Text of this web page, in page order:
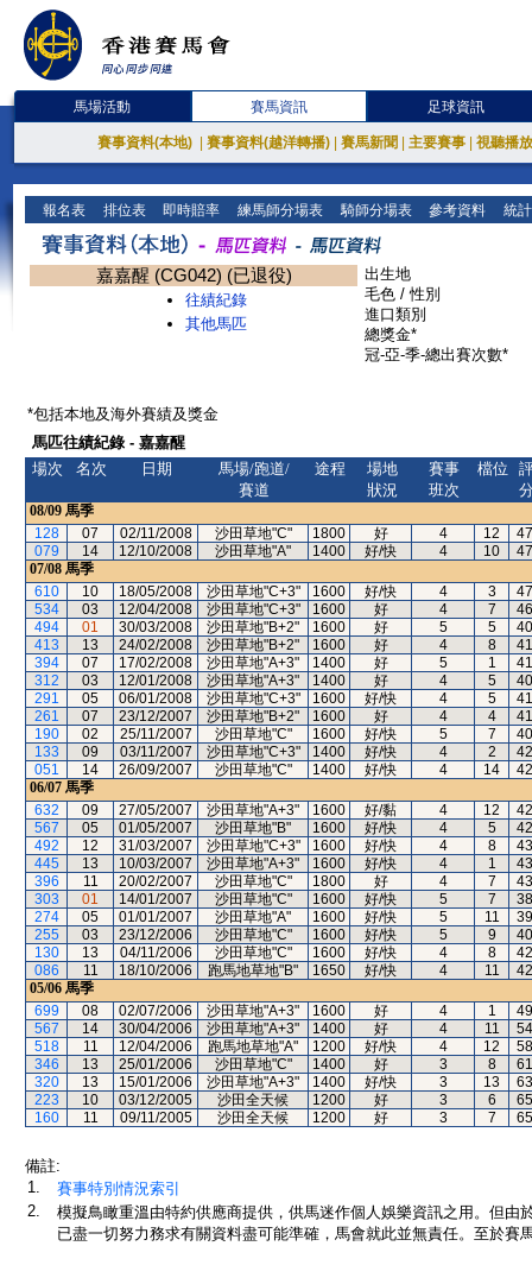
馬場活動 賽馬資訊 足球資訊
賽事資料(本地) 賽事資料(越洋轉播) 賽馬新聞 主要賽事 視聽播
報名表 排位表 即時賠率 練馬師分場表 騎師分場表 參考資料 統
嘉嘉醒 (CG042) (已退役)
往績紀錄
其他馬匹
出生地
毛色 / 性別
進口類別
總獎金*
冠-亞-季-總出賽次數*
*包括本地及海外賽績及獎金
馬匹往績紀錄 - 嘉嘉醒
場次
名次 日期
馬場/跑道/
賽道
途程
場地
狀況
賽事
班次
檔位
08/09 馬季
128
07 02/11/2008 沙田草地"C" 1800 好 4 12
47
079
14 12/10/2008 沙田草地"A" 1400 好/快 4 10
47
07/08 馬季
610
10 18/05/2008 沙田草地"C+3" 1600 好/快 4 3
47
534
03 12/04/2008 沙田草地"C+3" 1600 好 4 7
46
494
01 30/03/2008 沙田草地"B+2" 1600 好 5 5
40
413
13 24/02/2008 沙田草地"B+2" 1600 好 4 8
41
394
07 17/02/2008 沙田草地"A+3" 1400 好 5 1
41
312
03 12/01/2008 沙田草地"A+3" 1400 好 4 5
40
291
05 06/01/2008 沙田草地"C+3" 1600 好/快 4 5
41
261
07 23/12/2007 沙田草地"B+2" 1600 好 4 4
41
190
02 25/11/2007 沙田草地"C" 1600 好/快 5 7
40
133
09 03/11/2007 沙田草地"C+3" 1400 好/快 4 2
42
051
14 26/09/2007 沙田草地"C" 1400 好/快 4 14
42
06/07 馬季
632
09 27/05/2007 沙田草地"A+3" 1600 好/黏 4 12
42
567
05 01/05/2007 沙田草地"B" 1600 好/快 4 5
42
492
12 31/03/2007 沙田草地"C+3" 1600 好/快 4 8
43
445
13 10/03/2007 沙田草地"A+3" 1600 好/快 4 1
43
396
11 20/02/2007 沙田草地"C" 1800 好 4 7
43
303
01 14/01/2007 沙田草地"C" 1600 好/快 5 7
38
274
05 01/01/2007 沙田草地"A" 1600 好/快 5 11
39
255
03 23/12/2006 沙田草地"C" 1600 好/快 5 9
40
130
13 04/11/2006 沙田草地"C" 1600 好/快 4 8
42
086
11 18/10/2006 跑馬地草地"B" 1650 好/快 4 11
42
05/06 馬季
699
08 02/07/2006 沙田草地"A+3" 1600 好 4 1
49
567
14 30/04/2006 沙田草地"A+3" 1400 好 4 11
54
518
11 12/04/2006 跑馬地草地"A" 1200 好/快 4 12
58
346
13 25/01/2006 沙田草地"C" 1400 好 3 8
61
320
13 15/01/2006 沙田草地"A+3" 1400 好/快 3 13
63
223
10 03/12/2005 沙田全天候 1200 好 3 6
65
160
11 09/11/2005 沙田全天候 1200 好 3 7 65
備註:
1.
賽事特別情況索引
2.
模擬鳥瞰重溫由特約供應商提供，供馬迷作個人娛樂資訊之用。但
已盡一切努力務求有關資料盡可能準確，馬會就此並無責任。至於賽